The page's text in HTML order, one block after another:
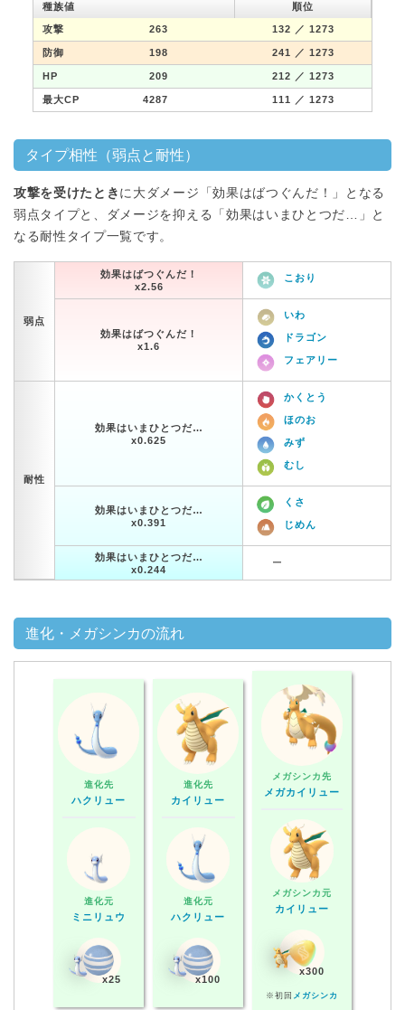
種族値 順位
攻撃 263 132 ／ 1273
防御 198 241 ／ 1273
HP 209 212 ／ 1273
最大CP 4287 111 ／ 1273
タイプ相性（弱点と耐性）
攻撃を受けたとき に大ダメージ「効果はばつぐんだ！」となる
弱点タイプと、ダメージを抑える「効果はいまひとつだ…」と
なる耐性タイプ一覧です。
弱点
効果はばつぐんだ！
x2.56
こおり
効果はばつぐんだ！
x1.6
いわ
ドラゴン
フェアリー
耐性
効果はいまひとつだ…
x0.625
かくとう
ほのお
みず
むし
効果はいまひとつだ…
x0.391
くさ
じめん
効果はいまひとつだ…
x0.244
ー
進化・メガシンカの流れ
進化先
ハクリュー
進化元
ミニリュウ
x25
進化先
カイリュー
進化元
ハクリュー
x100
メガシンカ先
メガカイリュー
メガシンカ元
カイリュー
x300
※初回 メガシンカ